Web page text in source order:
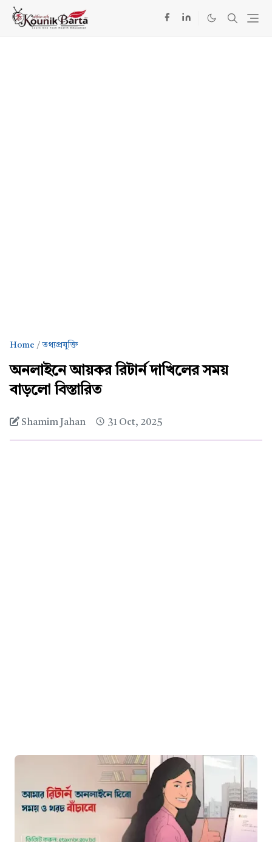
Home তথ্যপ্রযুক্তি
অনলাইনে আয়কর রিটার্ন দাখিলের সময়
বাড়লো বিস্তারিত
Shamim Jahan 31 Oct, 2025